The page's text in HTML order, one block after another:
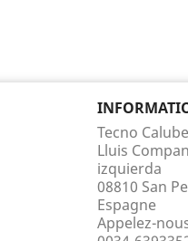
Tecno
Lluis
izquierda
08810 San
Espagne
Appelez-